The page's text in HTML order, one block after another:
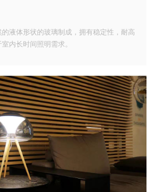
液体形状的玻璃制成，拥有稳定性，耐高
内长时间照明需求。